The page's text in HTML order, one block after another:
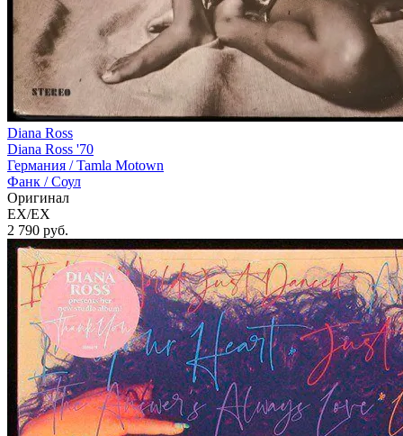
Diana Ross
Diana Ross '70
Германия /Tamla Motown
Фанк / Соул
Оригинал
EX/EX
2 790 руб.